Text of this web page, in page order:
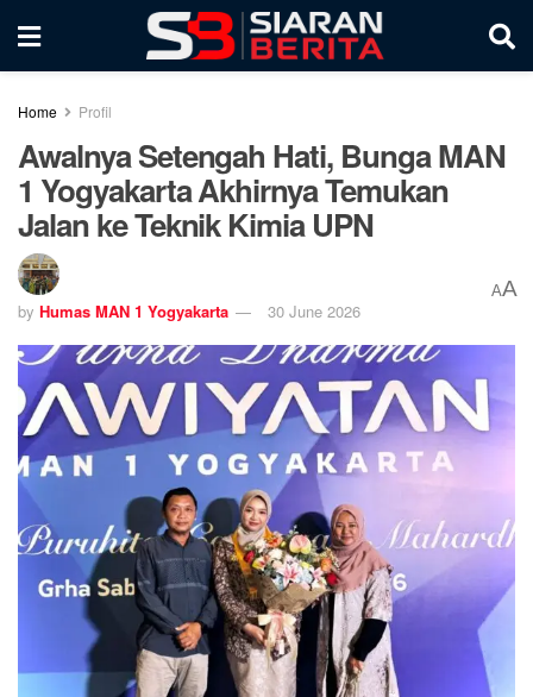
Home Profil
Awalnya Setengah Hati, Bunga MAN
1 Yogyakarta Akhirnya Temukan
Jalan ke Teknik Kimia UPN
by Humas MAN 1 Yogyakarta 30 June 2026
AA